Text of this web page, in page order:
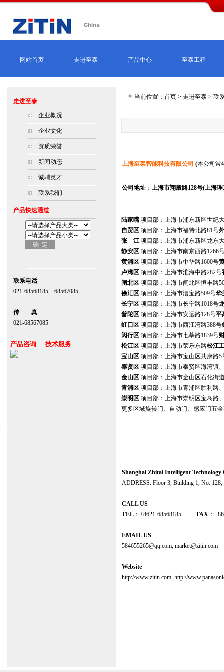
网站首页 走进至泰 产品中心 至泰工程
走进至泰
企业概况
企业文化
资质荣誉
新闻动态
诚聘英才
联系我们
产品快速通道
联系电话
021-68568185 68567085
传 真
021-68567085
产品咨询 技术服务
当前位置：首页 > 走进至泰 > 联
上海至泰智能科技有限公司 (本公司常
公司地址 ： 上海市翔殷路128号(上海
陆家嘴项目部：上海市浦东新区世纪
自贸区 项目部：上海市福特北路81号
张
江 项目部：上海市浦东新区龙东
静安区 项目部：上海市南京西路1266
黄浦区 项目部：上海市中华路1600号
卢湾区 项目部：上海市淮海中路282号
闸北区 项目部：上海市闸北区恒丰路
徐汇区 项目部：上海市漕宝路509号华
长宁区 项目部：上海市长宁路1018号
普陀区 项目部：上海市安远路128号平
虹口区 项目部：上海市西江湾路388号
闵行区 项目部：上海市七莘路1839号
松江区 项目部：上海市荣乐东路松江
宝山区 项目部：上海市宝山区共康路5
奉贤区 项目部：上海市奉贤区海湾镇
金山区 项目部：上海市金山区石化街
青浦区 项目部：上海市青浦区胜利路
崇明区 项目部：上海市崇明区宝岛路
更多区域旋转门、自动门、感应门五
Shanghai Zhitai Intelligent Technology
ADDRESS: Floor 3, Building 1, No.
CALL US
TEL ：+8621-68568185 FAX ：
EMAIL US
584655265@qq.com, market@zitin.com
Website
http://www.zitin.com, http://